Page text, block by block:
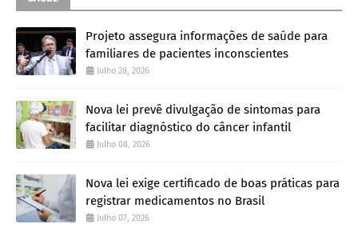
Projeto assegura informações de saúde para
familiares de pacientes inconscientes
Julho 28, 2026
Nova lei prevê divulgação de sintomas para
facilitar diagnóstico do câncer infantil
Julho 08, 2026
Nova lei exige certificado de boas práticas para
registrar medicamentos no Brasil
Julho 07, 2026